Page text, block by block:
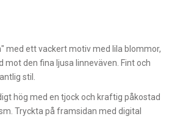
med ett vackert motiv med lila blommor,
mot den fina ljusa linneväven. Fint och
stil.
hög med en tjock och kraftig påkostad
Tryckta på framsidan med digital